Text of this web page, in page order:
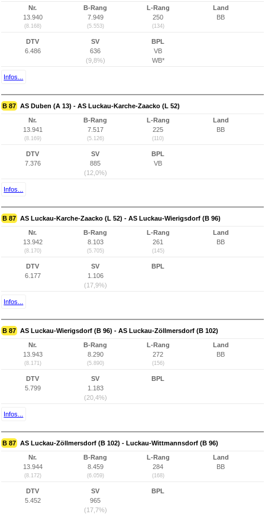
Nr.
13.940
(8.168)
B-Rang
7.949
(5.553)
L-Rang
250
(134)
Land
BB
DTV
6.486
SV
636
(9,8%)
BPL
VB
WB*
Infos...
B 87 AS Duben (A 13) - AS Luckau-Karche-Zaacko (L 52)
Nr.
13.941
(8.169)
B-Rang
7.517
(5.126)
L-Rang
225
(110)
Land
BB
DTV
7.376
SV
885
(12,0%)
BPL
VB
Infos...
B 87 AS Luckau-Karche-Zaacko (L 52) - AS Luckau-Wierigsdorf (B 96)
Nr.
13.942
(8.170)
B-Rang
8.103
(5.705)
L-Rang
261
(145)
Land
BB
DTV
6.177
SV
1.106
(17,9%)
BPL
Infos...
B 87 AS Luckau-Wierigsdorf (B 96) - AS Luckau-Zöllmersdorf (B 102)
Nr.
13.943
(8.171)
B-Rang
8.290
(5.890)
L-Rang
272
(156)
Land
BB
DTV
5.799
SV
1.183
(20,4%)
BPL
Infos...
B 87 AS Luckau-Zöllmersdorf (B 102) - Luckau-Wittmannsdorf (B 96)
Nr.
13.944
(8.172)
B-Rang
8.459
(6.059)
L-Rang
284
(168)
Land
BB
DTV
5.452
SV
965
(17,7%)
BPL